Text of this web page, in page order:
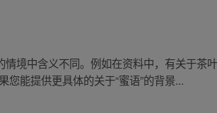
情境中含义不同。例如在资料中，有关于
您能提供更具体的关于“蜜语”的背景...